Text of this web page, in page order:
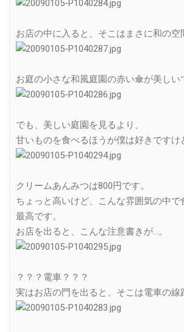
お店の中に入ると、そこはまさに和の空
お庭の小さな和風庭園の赤い傘が美しい
でも、美しい庭園を見るより、
甘いものを食べるほうが僕は好きですけ
クリームあんみつは800円です。
ちょっと高いけど、こんな雰囲気の中で
最高です。
お店を出ると、こんな注意書きが…。
？？？電車？？？
実はお店の門を出ると、そこは電車の線